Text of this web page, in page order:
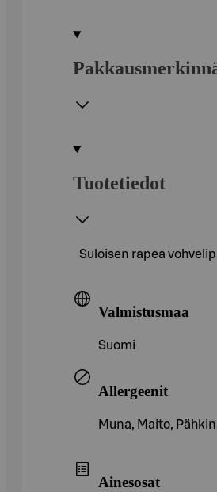
Tuotetiedot
Suloisen rapea
Valmistusmaa
Suomi
Allergeenit
Muna, Maito,
Ainesosat